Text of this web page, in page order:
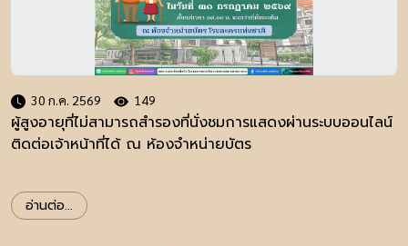
30 ก.ค. 2569 149
ผู้สูงอายุที่ไม่สามารถสำรองที่นั่งชมการแสดงผ่านระบบออนไลน์
ติดต่อเจ้าหน้าที่ได้ ณ ห้องจำหน่ายบัตร
อ่านต่อ...